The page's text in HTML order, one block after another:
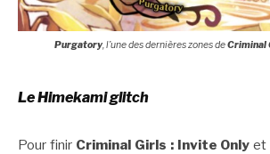
Purgatory, l’une des dernières zones deCriminal
Le Himekami glitch
Pour finir Criminal Girls : Invite Only et